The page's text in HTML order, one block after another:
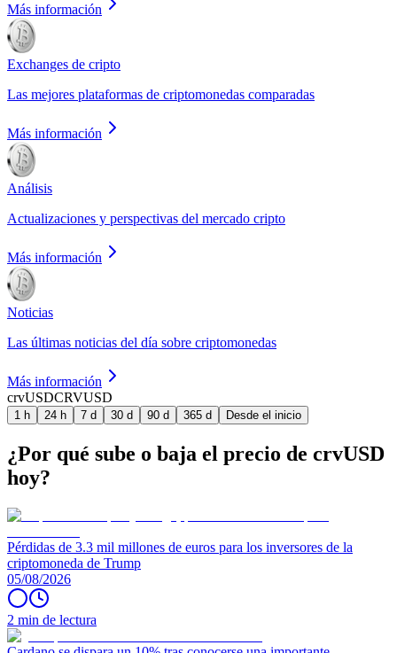
Más información
Exchanges de cripto
Las mejores plataformas de criptomonedas comparadas
Más información
Análisis
Actualizaciones y perspectivas del mercado cripto
Más información
Noticias
Las últimas noticias del día sobre criptomonedas
Más información
crvUSDCRVUSD
1 h 24 h 7 d 30 d 90 d 365 d Desde el inicio
¿Por qué sube o baja el precio de crvUSD
hoy?
Pérdidas de 3.3 mil millones de euros para los inversores de la
criptomoneda de Trump
05/08/2026
2 min de lectura